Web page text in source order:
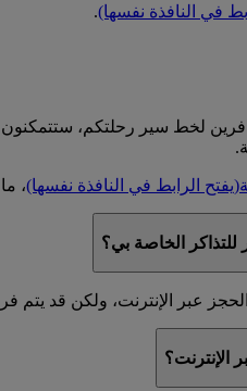
في النافذة نفسها).
لخط سير رحلتكم،
(يفتح الرابط في النافذة نفسها)،
الخاصة بي؟
عبر الإنترنت، ولكن قد
الإنترنت؟